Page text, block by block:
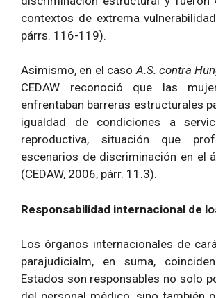
contextos de extrema
párrs. 116-119).
Asimismo, en el casoA.S. contra
CEDAW reconoció que las
enfrentaban barreras estructurales
igualdad de condiciones a
reproductiva, situación que
escenarios de discriminación en el
(CEDAW, 2006, párr. 11.3).
Responsabilidad internacional de
Los órganos internacionales de
parajudicialm, en suma,
Estados son responsables no solo